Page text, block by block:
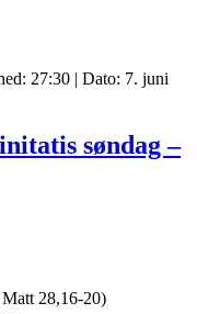
27:30 | Dato: 7. juni
søndag –
28,16-20)